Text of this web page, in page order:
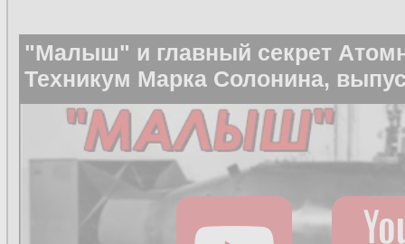
"Малыш" и главный секрет
Техникум Марка Солонина,